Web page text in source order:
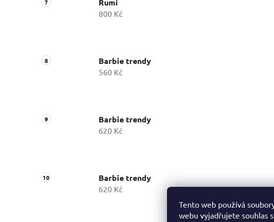
Tento web používá
webu vyjadřujete souhlas
Rumi
800 Kč
Barbie trendy
560 Kč
Barbie trendy
620 Kč
Barbie trendy
620 Kč